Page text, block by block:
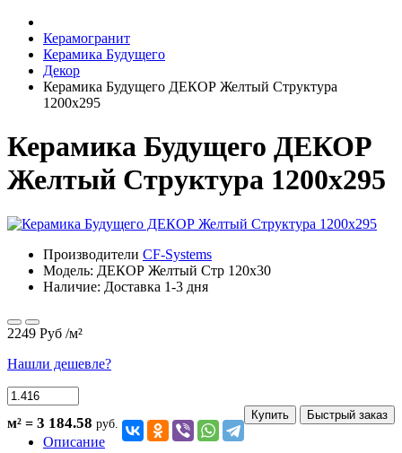
Керамогранит
Керамика Будущего
Декор
Керамика Будущего ДЕКОР Желтый Структура
1200х295
Керамика Будущего ДЕКОР
Желтый Структура 1200х295
Производители CF-Systems
Модель: ДЕКОР Желтый Стр 120х30
Наличие: Доставка 1-3 дня
2249 Руб /м²
Нашли дешевле?
м² = 3 184.58 руб.
Купить Быстрый заказ
Описание